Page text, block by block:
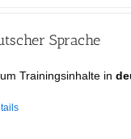
Sprache
Trainingsinhalte in